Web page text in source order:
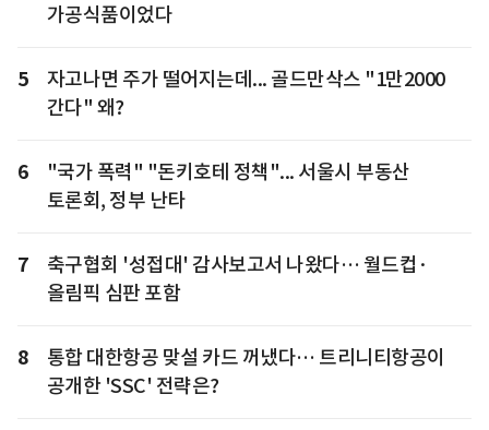
가공식품이었다
5
자고나면 주가 떨어지는데... 골드만삭스 "1만2000
간다" 왜?
6
"국가 폭력" "돈키호테 정책"... 서울시 부동산
토론회, 정부 난타
7
축구협회 '성접대' 감사보고서 나왔다… 월드컵·
올림픽 심판 포함
8
통합 대한항공 맞설 카드 꺼냈다… 트리니티항공이
공개한 'SSC' 전략은?